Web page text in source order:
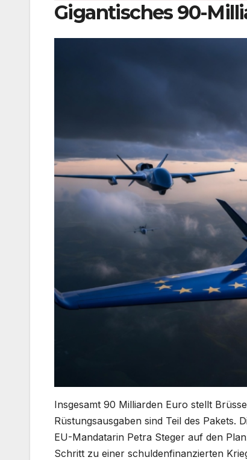
Gigantisches 90-
Insgesamt 90 Milliarden Euro stellt
Rüstungsausgaben sind Teil des
EU-Mandatarin Petra Steger auf den
Schritt zu einer schuldenfinanzierten